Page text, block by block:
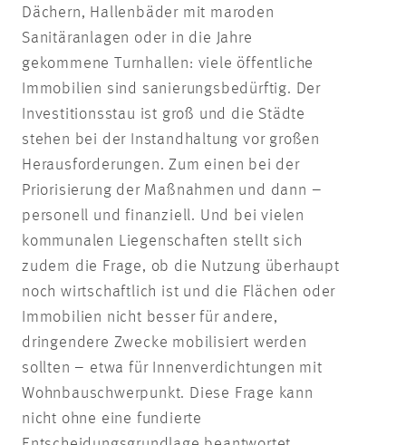
Dächern, Hallenbäder mit maroden
Sanitäranlagen oder in die Jahre
gekommene Turnhallen: viele öffentliche
Immobilien sind sanierungsbedürftig. Der
Investitionsstau ist groß und die Städte
stehen bei der Instandhaltung vor großen
Herausforderungen. Zum einen bei der
Priorisierung der Maßnahmen und dann –
personell und finanziell. Und bei vielen
kommunalen Liegenschaften stellt sich
zudem die Frage, ob die Nutzung überhaupt
noch wirtschaftlich ist und die Flächen oder
Immobilien nicht besser für andere,
dringendere Zwecke mobilisiert werden
sollten – etwa für Innenverdichtungen mit
Wohnbauschwerpunkt. Diese Frage kann
nicht ohne eine fundierte